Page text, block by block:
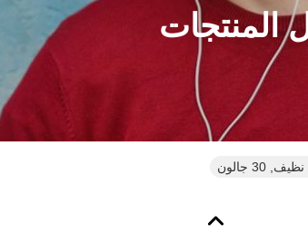
المنتجات
جالون